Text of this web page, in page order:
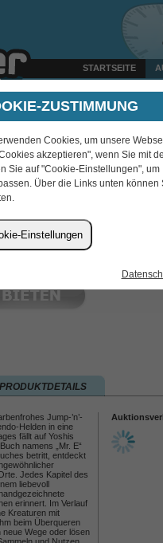
STARTSEITE
Heute um 10:41 Uhr
BOOK (SWITCH
PRODUKTDETAILS
Jump-’n’-
Helden in eine
fällt auf Yoshis
namens „Mr. E“
betritt, entdeckt
Jedes Kapitel des
liebevoll
erinnert. Im Verlauf
Kreaturen mit
beim Überqueren
Wege oder lösen
ZUSTIMMUNG
Cookies, um unsere
akzeptieren", wenn Sie mit
Sie auf "Cookie-Einstellungen",
Über die Links unten
Einstellungen